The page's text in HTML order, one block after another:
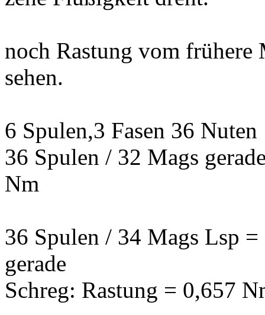
noch Rastung vom frühere
sehen.
6 Spulen,3 Fasen 36
36 Spulen / 32 Mags
Nm
36 Spulen / 34 Mags Lsp
gerade
Schreg: Rastung = 0,657